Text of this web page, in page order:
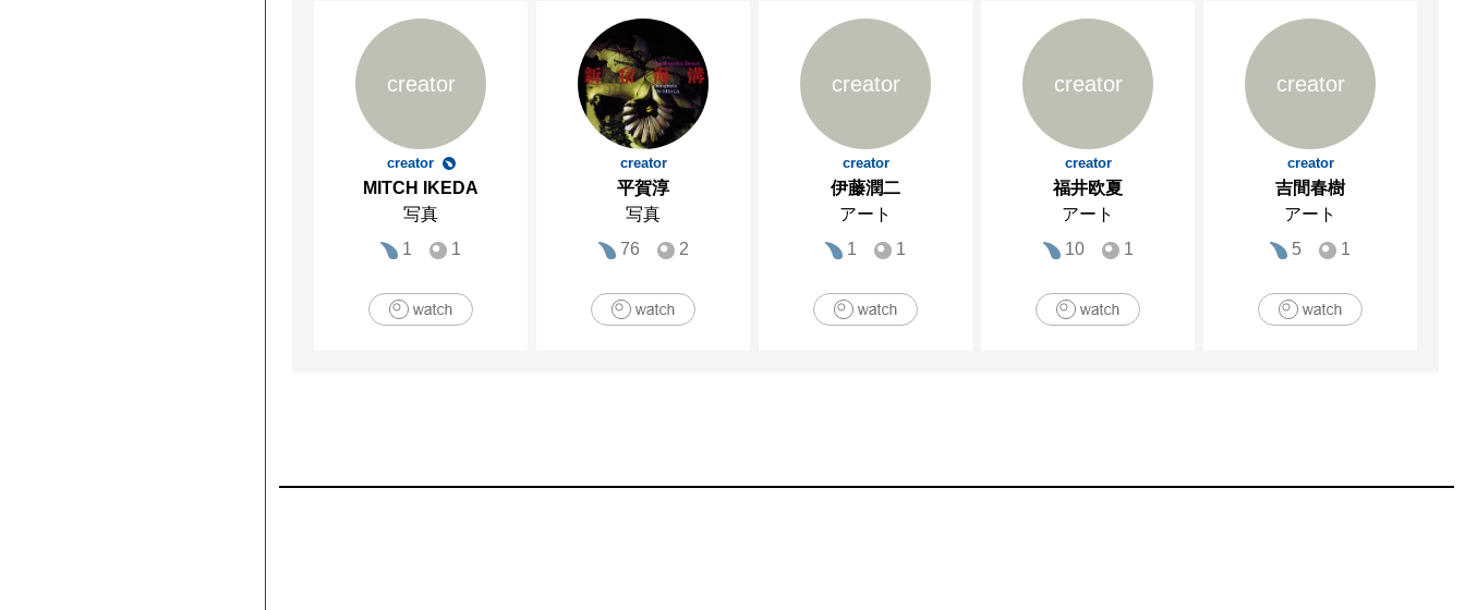
creator
creator
MITCH IKEDA
写真
1
1
creator
平賀淳
写真
76
2
creator
creator
伊藤潤二
アート
1
1
creator
creator
福井欧夏
アート
10
1
creator
creator
吉間春樹
アート
5
1